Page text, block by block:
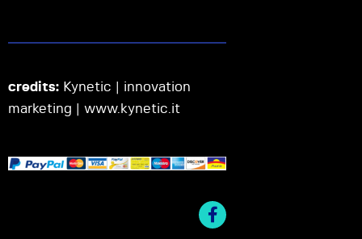
credits: Kynetic | innovation
marketing | www.kynetic.it